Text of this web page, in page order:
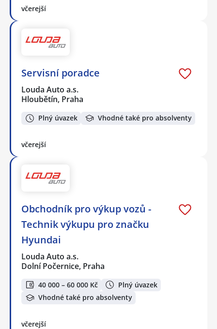
včerejší
Servisní poradce
Louda Auto a.s.
Hloubětín, Praha
Plný úvazek Vhodné také pro absolventy
včerejší
Obchodník pro výkup vozů -
Technik výkupu pro značku
Hyundai
Louda Auto a.s.
Dolní Počernice, Praha
40 000 – 60 000 Kč
Plný úvazek
Vhodné také pro absolventy
včerejší